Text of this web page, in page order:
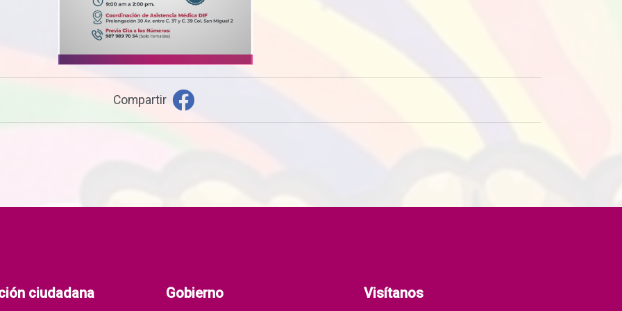
Compartir
ciudadana Gobierno Visítanos